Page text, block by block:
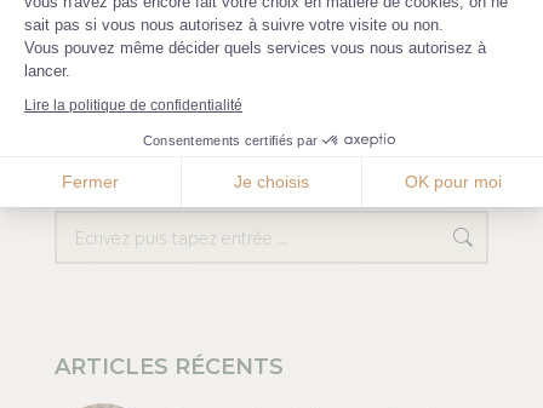
RECHERCHER UN ARTICLE
Recherche
ARTICLES RÉCENTS
sait pas si vous nous autorisez à suivre votre visite ou non.
Vous pouvez même décider quels services vous nous autorisez à
lancer.
Lire la politique de confidentialité
Consentements certifiés par
Fermer Je choisis OK pour moi
Axeptio consent